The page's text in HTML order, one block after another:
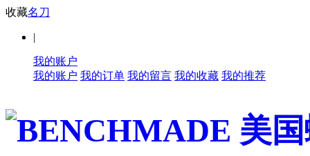
收藏名刀
|
我的账户
我的账户 我的订单 我的留言 我的收藏 我的推荐